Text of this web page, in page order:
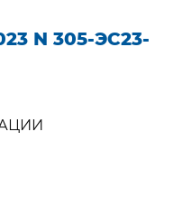
N 305-ЭС23-